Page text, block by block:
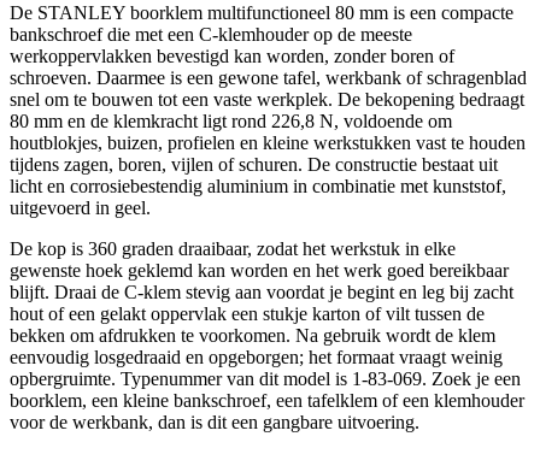
De STANLEY boorklem multifunctioneel 80 mm is een compacte
bankschroef die met een C-klemhouder op de meeste
werkoppervlakken bevestigd kan worden, zonder boren of
schroeven. Daarmee is een gewone tafel, werkbank of schragenblad
snel om te bouwen tot een vaste werkplek. De bekopening bedraagt
80 mm en de klemkracht ligt rond 226,8 N, voldoende om
houtblokjes, buizen, profielen en kleine werkstukken vast te houden
tijdens zagen, boren, vijlen of schuren. De constructie bestaat uit
licht en corrosiebestendig aluminium in combinatie met kunststof,
uitgevoerd in geel.
De kop is 360 graden draaibaar, zodat het werkstuk in elke
gewenste hoek geklemd kan worden en het werk goed bereikbaar
blijft. Draai de C-klem stevig aan voordat je begint en leg bij zacht
hout of een gelakt oppervlak een stukje karton of vilt tussen de
bekken om afdrukken te voorkomen. Na gebruik wordt de klem
eenvoudig losgedraaid en opgeborgen; het formaat vraagt weinig
opbergruimte. Typenummer van dit model is 1-83-069. Zoek je een
boorklem, een kleine bankschroef, een tafelklem of een klemhouder
voor de werkbank, dan is dit een gangbare uitvoering.